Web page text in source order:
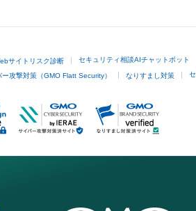
サイトリスク診断 セキュリティ相談AIチャットボット
ー攻撃対策（GMO Flatt Security） なりすまし対策